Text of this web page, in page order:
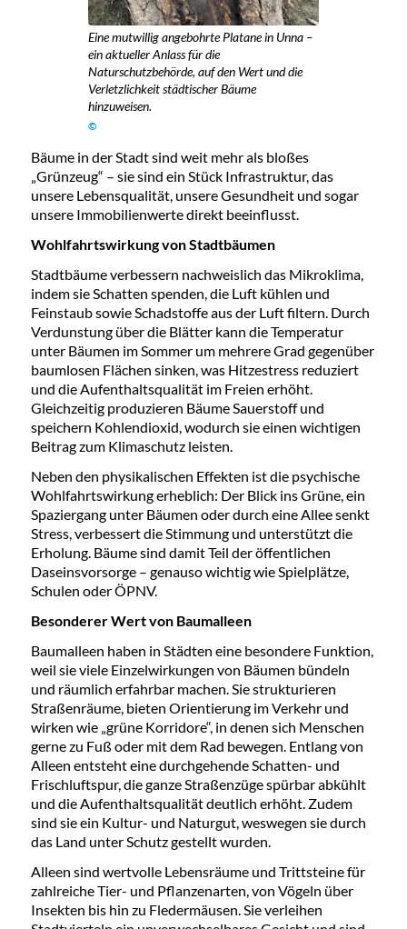
Eine mutwillig angebohrte Platane in Unna –
ein aktueller Anlass für die
Naturschutzbehörde, auf den Wert und die
Verletzlichkeit städtischer Bäume
hinzuweisen.
©
Bäume in der Stadt sind weit mehr als bloßes
„Grünzeug“ – sie sind ein Stück Infrastruktur, das
unsere Lebensqualität, unsere Gesundheit und sogar
unsere Immobilienwerte direkt beeinflusst.
Wohlfahrtswirkung von Stadtbäumen
Stadtbäume verbessern nachweislich das Mikroklima,
indem sie Schatten spenden, die Luft kühlen und
Feinstaub sowie Schadstoffe aus der Luft filtern. Durch
Verdunstung über die Blätter kann die Temperatur
unter Bäumen im Sommer um mehrere Grad gegenüber
baumlosen Flächen sinken, was Hitzestress reduziert
und die Aufenthaltsqualität im Freien erhöht.
Gleichzeitig produzieren Bäume Sauerstoff und
speichern Kohlendioxid, wodurch sie einen wichtigen
Beitrag zum Klimaschutz leisten.
Neben den physikalischen Effekten ist die psychische
Wohlfahrtswirkung erheblich: Der Blick ins Grüne, ein
Spaziergang unter Bäumen oder durch eine Allee senkt
Stress, verbessert die Stimmung und unterstützt die
Erholung. Bäume sind damit Teil der öffentlichen
Daseinsvorsorge – genauso wichtig wie Spielplätze,
Schulen oder ÖPNV.
Besonderer Wert von Baumalleen
Baumalleen haben in Städten eine besondere Funktion,
weil sie viele Einzelwirkungen von Bäumen bündeln
und räumlich erfahrbar machen. Sie strukturieren
Straßenräume, bieten Orientierung im Verkehr und
wirken wie „grüne Korridore“, in denen sich Menschen
gerne zu Fuß oder mit dem Rad bewegen. Entlang von
Alleen entsteht eine durchgehende Schatten- und
Frischluftspur, die ganze Straßenzüge spürbar abkühlt
und die Aufenthaltsqualität deutlich erhöht. Zudem
sind sie ein Kultur- und Naturgut, weswegen sie durch
das Land unter Schutz gestellt wurden.
Alleen sind wertvolle Lebensräume und Trittsteine für
zahlreiche Tier- und Pflanzenarten, von Vögeln über
Insekten bis hin zu Fledermäusen. Sie verleihen